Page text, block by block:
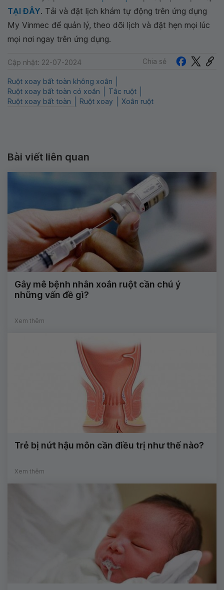
TẠI ĐÂY. Tải và đặt lịch khám tự động trên ứng dụng
My Vinmec để quản lý, theo dõi lịch và đặt hẹn mọi lúc
mọi nơi ngay trên ứng dụng.
Cập nhật: 22-07-2024 Chia sẻ
Ruột xoay bất toàn không xoắn
Ruột xoay bất toàn có xoắn
Tắc ruột
Ruột xoay bất toàn
Ruột xoay Xoắn ruột
Bài viết liên quan
Gây mê bệnh nhân xoắn ruột cần chú ý
những vấn đề gì?
Xem thêm
Trẻ bị nứt hậu môn cần điều trị như thế nào?
Xem thêm